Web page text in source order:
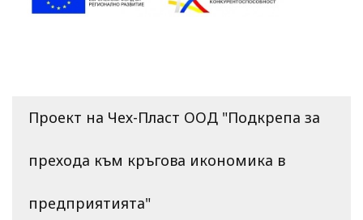
Проект на Чех-Пласт ООД "Подкрепа за
прехода към кръгова икономика в
предприятията"